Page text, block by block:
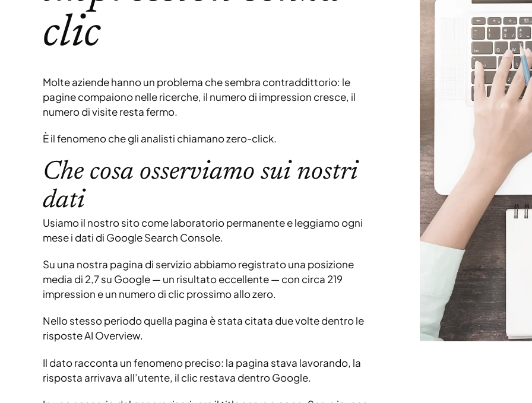
clic
Molte aziende hanno un problema che sembra contraddittorio: le
pagine compaiono nelle ricerche, il numero di impression cresce, il
numero di visite resta fermo.
È il fenomeno che gli analisti chiamano zero-click.
Che cosa osserviamo sui nostri
dati
Usiamo il nostro sito come laboratorio permanente e leggiamo ogni
mese i dati di Google Search Console.
Su una nostra pagina di servizio abbiamo registrato una posizione
media di 2,7 su Google — un risultato eccellente — con circa 219
impression e un numero di clic prossimo allo zero.
Nello stesso periodo quella pagina è stata citata due volte dentro le
risposte AI Overview.
Il dato racconta un fenomeno preciso: la pagina stava lavorando, la
risposta arrivava all’utente, il clic restava dentro Google.